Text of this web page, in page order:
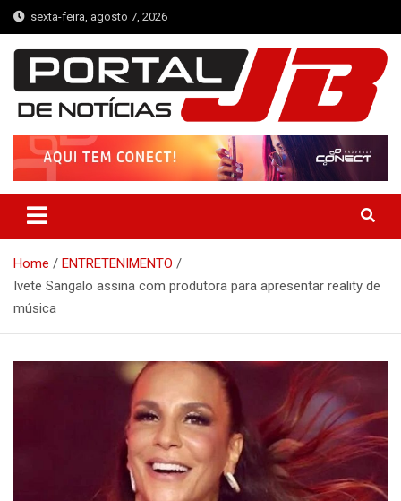
Skip
to
content
sexta-feira, agosto 7, 2026
Portal de Notícias JB
Notícias de Simplício Mendes e Região
Home
ENTRETENIMENTO
Ivete Sangalo assina com produtora para apresentar reality de
música